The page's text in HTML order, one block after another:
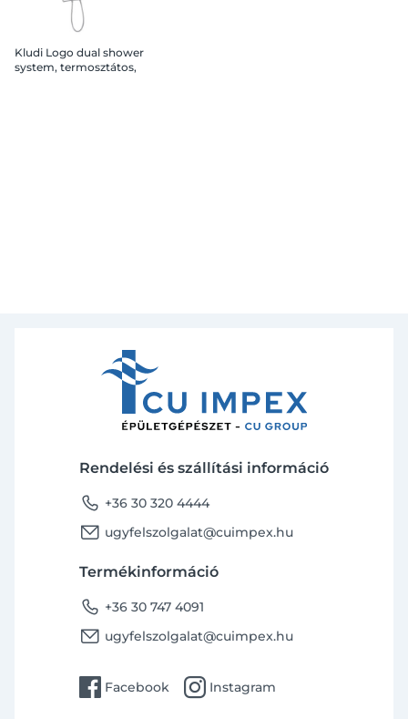
Kludi Logo dual shower
system, termosztátos,
Rendelési és szállítási információ
phone +36 30 320 4444
email ugyfelszolgalat@cuimpex.hu
Termékinformáció
phone +36 30 747 4091
email ugyfelszolgalat@cuimpex.hu
facebook Facebook instagram Instagram